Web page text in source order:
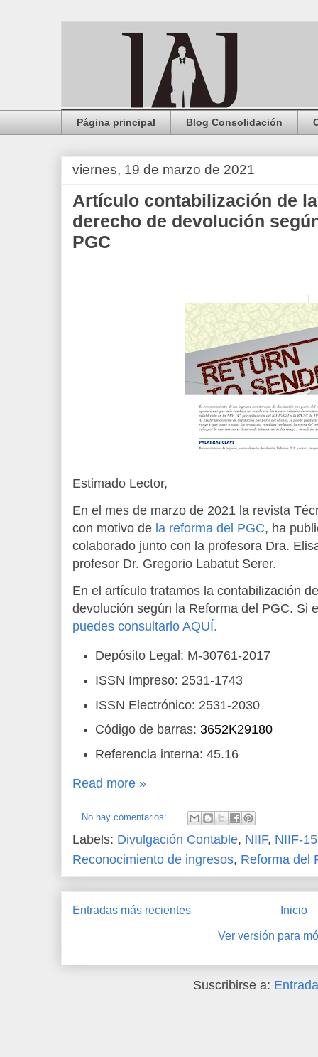
Página principal Blog Consolidación
viernes, 19 de marzo de 2021
Artículo contabilización de
derecho de devolución
PGC
Estimado Lector,
En el mes de marzo de 2021 la revista
con motivo de la reforma del PGC, ha
colaborado junto con la profesora Dra.
profesor Dr. Gregorio Labatut Serer.
En el artículo tratamos la contabilización
devolución según la Reforma del PGC. Si
puedes consultarlo AQUÍ.
Depósito Legal: M-30761-2017
ISSN Impreso: 2531-1743
ISSN Electrónico: 2531-2030
Código de barras:3652K29180
Referencia interna: 45.16
Read more »
No hay comentarios:
Labels: Divulgación Contable, NIIF, NIIF-15
Reconocimiento de ingresos, Reforma del
Entradas más recientes Inicio
Ver versión para
Suscribirse a: